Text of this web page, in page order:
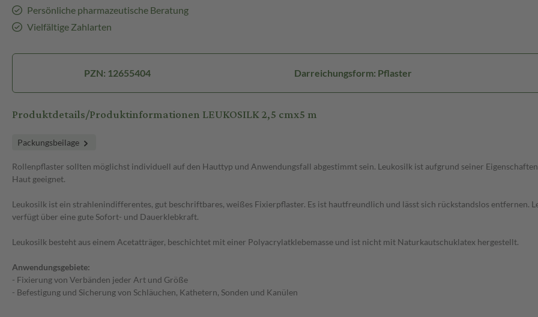
Persönliche pharmazeutische Beratung
Vielfältige Zahlarten
PZN: 12655404 Darreichungsform: Pflaster
Produktdetails/Produktinformationen LEUKOSILK 2,5 cmx5 m
Packungsbeilage
Rollenpflaster sollten möglichst individuell auf den Hauttyp und Anwendungsfall abgestimmt sein. Leukosilk ist aufgrund seiner
Haut geeignet.
Leukosilk ist ein strahlenindifferentes, gut beschriftbares, weißes Fixierpflaster. Es ist hautfreundlich und lässt sich rückstandslos entfernen.
verfügt über eine gute Sofort- und Dauerklebkraft.
Leukosilk besteht aus einem Acetatträger, beschichtet mit einer Polyacrylatklebemasse und ist nicht mit Naturkautschuklatex hergestellt.
Anwendungsgebiete:
- Fixierung von Verbänden jeder Art und Größe
- Befestigung und Sicherung von Schläuchen, Kathetern, Sonden und Kanülen